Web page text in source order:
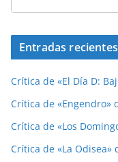
Entradas recientes
Crítica de «El Día D:
Crítica de «Engendro»
Crítica de «Los
Crítica de «La